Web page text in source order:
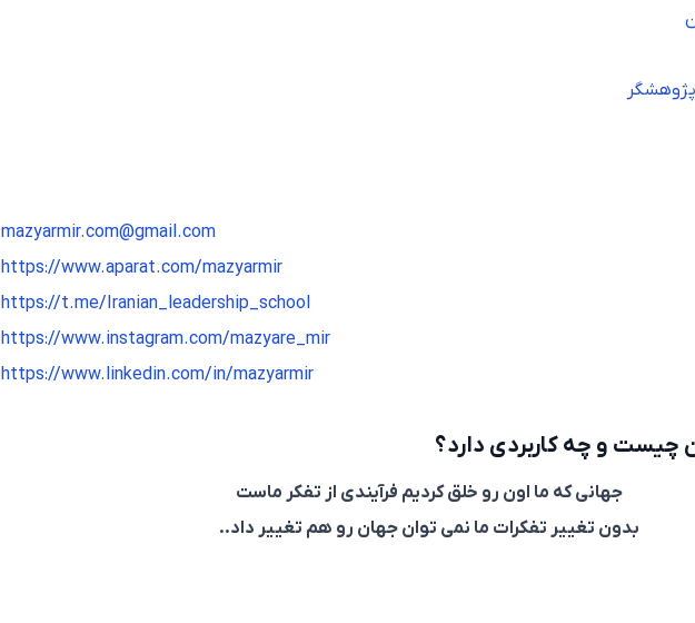
پژوهشگر
mazyarmir.com@gmail.com
https://www.aparat.com/mazyarmir
https://t.me/Iranian_leadership_school
https://www.instagram.com/mazyare_mir
https://www.linkedin.com/in/mazyarmir
چیست و چه کاربردی دارد؟
جهانی که ما اون رو خلق کردیم فرآیندی از تفکر ماست
بدون تغییر تفکرات ما نمی توان جهان رو هم تغییر داد..